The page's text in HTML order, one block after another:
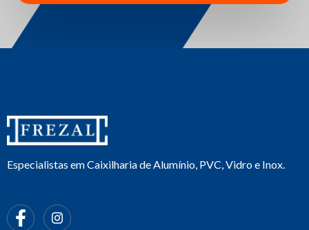
Especialistas em Caixilharia de Alumínio, PVC, Vidro e Inox.